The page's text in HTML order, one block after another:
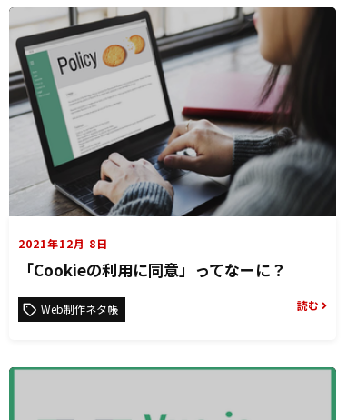
2021年12月 8日
「Cookieの利用に同意」ってなーに？
Web制作ネタ帳 読む